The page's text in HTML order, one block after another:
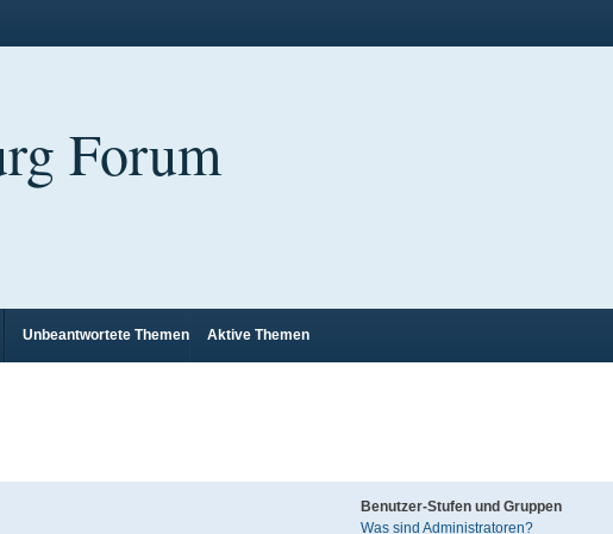
Forum
Unbeantwortete Themen Aktive Themen
Benutzer-Stufen und Gruppen
Was sind Administratoren?